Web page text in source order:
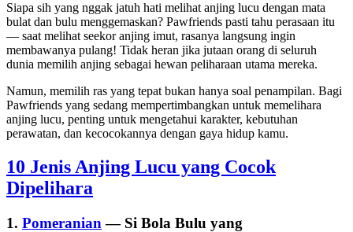
Siapa sih yang nggak jatuh hati melihat anjing lucu dengan mata
bulat dan bulu menggemaskan? Pawfriends pasti tahu perasaan itu
— saat melihat seekor anjing imut, rasanya langsung ingin
membawanya pulang! Tidak heran jika jutaan orang di seluruh
dunia memilih anjing sebagai hewan peliharaan utama mereka.
Namun, memilih ras yang tepat bukan hanya soal penampilan. Bagi
Pawfriends yang sedang mempertimbangkan untuk memelihara
anjing lucu, penting untuk mengetahui karakter, kebutuhan
perawatan, dan kecocokannya dengan gaya hidup kamu.
10 Jenis Anjing Lucu yang Cocok
Dipelihara
1. Pomeranian — Si Bola Bulu yang